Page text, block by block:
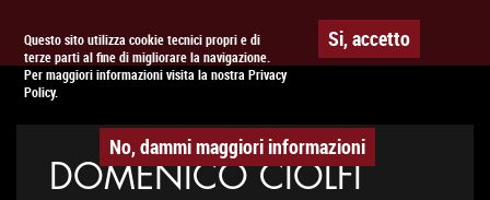
Questo sito utilizza cookie tecnici propri e di
terze parti al fine di migliorare la navigazione.
Per maggiori informazioni visita la nostra Privacy
Policy.
Si, accetto
No, dammi maggiori informazioni
APPUNTAMENTO AL CINEMA
DOMENICO CIOLFI